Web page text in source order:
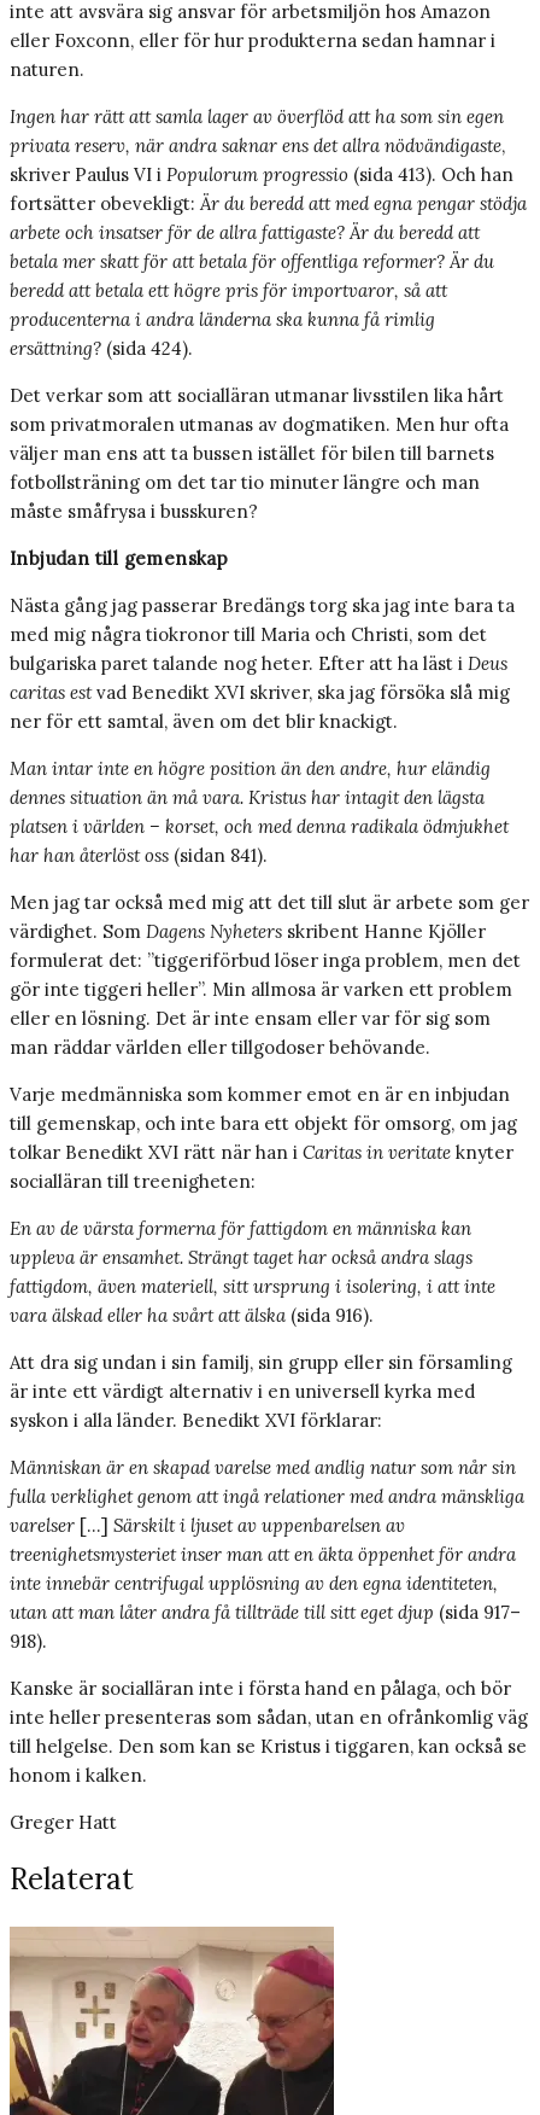
inte att avsvära sig ansvar för arbetsmiljön hos Amazon
eller Foxconn, eller för hur produkterna sedan hamnar i
naturen.
Ingen har rätt att samla lager av överflöd att ha som sin egen
privata reserv, när andra saknar ens det allra nödvändigaste,
skriver Paulus VI i Populorum progressio (sida 413). Och han
fortsätter obevekligt:Är du beredd att med egna pengar stödja
arbete och insatser för de allra fattigaste? Är du beredd att
betala mer skatt för att betala för offentliga reformer? Är du
beredd att betala ett högre pris för importvaror, så att
producenterna i andra länderna ska kunna få rimlig
ersättning? (sida 424).
Det verkar som att socialläran utmanar livsstilen lika hårt
som privatmoralen utmanas av dogmatiken. Men hur ofta
väljer man ens att ta bussen istället för bilen till barnets
fotbollsträning om det tar tio minuter längre och man
måste småfrysa i busskuren?
Inbjudan till gemenskap
Nästa gång jag passerar Bredängs torg ska jag inte bara ta
med mig några tiokronor till Maria och Christi, som det
bulgariska paret talande nog heter. Efter att ha läst i Deus
caritas estvad Benedikt XVI skriver, ska jag försöka slå mig
ner för ett samtal, även om det blir knackigt.
Man intar inte en högre position än den andre, hur eländig
dennes situation än må vara. Kristus har intagit den lägsta
platsen i världen – korset, och med denna radikala ödmjukhet
har han återlöst oss (sidan 841).
Men jag tar också med mig att det till slut är arbete som ger
värdighet. Som Dagens Nyheters skribent Hanne Kjöller
formulerat det: ”tiggeriförbud löser inga problem, men det
gör inte tiggeri heller”. Min allmosa är varken ett problem
eller en lösning. Det är inte ensam eller var för sig som
man räddar världen eller tillgodoser behövande.
Varje medmänniska som kommer emot en är en inbjudan
till gemenskap, och inte bara ett objekt för omsorg, om jag
tolkar Benedikt XVI rätt när han i Caritas in veritate knyter
socialläran till treenigheten:
En av de värsta formerna för fattigdom en människa kan
uppleva är ensamhet. Strängt taget har också andra slags
fattigdom, även materiell, sitt ursprung i isolering, i att inte
vara älskad eller ha svårt att älska (sida 916).
Att dra sig undan i sin familj, sin grupp eller sin församling
är inte ett värdigt alternativ i en universell kyrka med
syskon i alla länder. Benedikt XVI förklarar:
Människan är en skapad varelse med andlig natur som når sin
fulla verklighet genom att ingå relationer med andra mänskliga
varelser […] Särskilt i ljuset av uppenbarelsen av
treenighetsmysteriet inser man att en äkta öppenhet för andra
inte innebär centrifugal upplösning av den egna identiteten,
utan att man låter andra få tillträde till sitt eget djup (sida 917–
918).
Kanske är socialläran inte i första hand en pålaga, och bör
inte heller presenteras som sådan, utan en ofrånkomlig väg
till helgelse. Den som kan se Kristus i tiggaren, kan också se
honom i kalken.
Greger Hatt
Relaterat